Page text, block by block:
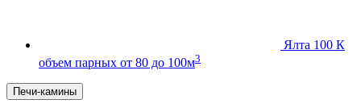
Ялта 100 К
объем парных от 80 до 100м3
Печи-камины